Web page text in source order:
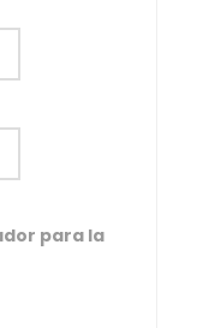
para la